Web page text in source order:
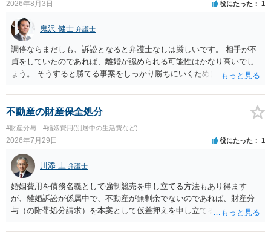
2026年8月3日 役にたった 1
鬼沢 健士 弁護士
調停ならまだしも、訴訟となると弁護士なしは厳しいです。 相手が不
貞をしていたのであれば、離婚が認められる可能性はかなり高いでし
ょう。 そうすると勝てる事案をしっかり勝ちにいくためにも弁護士委
不動産の財産保全処分
#財産分与 #婚姻費用(別居中の生活費など)
2026年7月29日 役にたった 1
川添 圭 弁護士
婚姻費用を債務名義として強制競売を申し立てる方法もあり得ます
が、離婚訴訟が係属中で、不動産が無剰余でないのであれば、財産分
与（の附帯処分請求）を本案として仮差押えを申し立てる（法的には
えられます。弁護士へ依頼しているのであれば、担当弁護士とよく相